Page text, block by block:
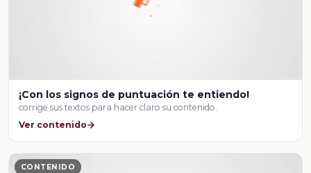
¡Con los signos de puntuación te entiendo!
corrige sus textos para hacer claro su contenido.
Ver contenido
CONTENIDO